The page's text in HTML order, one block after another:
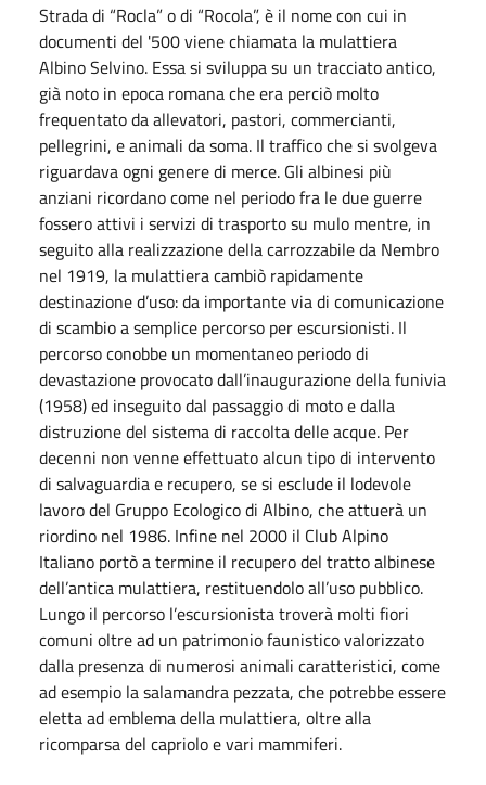
Strada di “Rocla” o di “Rocola”, è il nome con cui in
documenti del '500 viene chiamata la mulattiera
Albino Selvino. Essa si sviluppa su un tracciato antico,
già noto in epoca romana che era perciò molto
frequentato da allevatori, pastori, commercianti,
pellegrini, e animali da soma. Il traffico che si svolgeva
riguardava ogni genere di merce. Gli albinesi più
anziani ricordano come nel periodo fra le due guerre
fossero attivi i servizi di trasporto su mulo mentre, in
seguito alla realizzazione della carrozzabile da Nembro
nel 1919, la mulattiera cambiò rapidamente
destinazione d’uso: da importante via di comunicazione
di scambio a semplice percorso per escursionisti. Il
percorso conobbe un momentaneo periodo di
devastazione provocato dall’inaugurazione della funivia
(1958) ed inseguito dal passaggio di moto e dalla
distruzione del sistema di raccolta delle acque. Per
decenni non venne effettuato alcun tipo di intervento
di salvaguardia e recupero, se si esclude il lodevole
lavoro del Gruppo Ecologico di Albino, che attuerà un
riordino nel 1986. Infine nel 2000 il Club Alpino
Italiano portò a termine il recupero del tratto albinese
dell’antica mulattiera, restituendolo all’uso pubblico.
Lungo il percorso l’escursionista troverà molti fiori
comuni oltre ad un patrimonio faunistico valorizzato
dalla presenza di numerosi animali caratteristici, come
ad esempio la salamandra pezzata, che potrebbe essere
eletta ad emblema della mulattiera, oltre alla
ricomparsa del capriolo e vari mammiferi.